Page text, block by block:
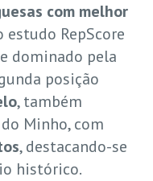
com melhor
estudo RepScore
dominado pela
posição
, também
Minho, com
, destacando-se
histórico.